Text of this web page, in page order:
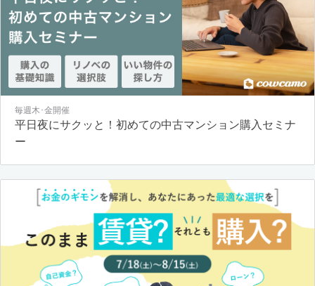
毎週木･金開催
平日夜にサクッと！初めての中古マンション購入セミナ
ー